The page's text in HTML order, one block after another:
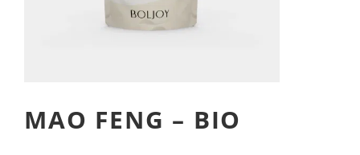
MAO FENG – BIO